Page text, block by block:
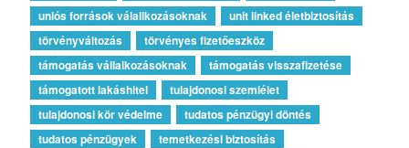
uniós források válallkozásoknak
unit linked életbiztosítás
törvényváltozás
törvényes fizetőeszköz
támogatás vállalkozásoknak
támogatás visszafizetése
támogatott lakáshitel
tulajdonosi szemlélet
tulajdonosi kör védelme
tudatos pénzügyi döntés
tudatos pénzügyek
temetkezési biztosítás